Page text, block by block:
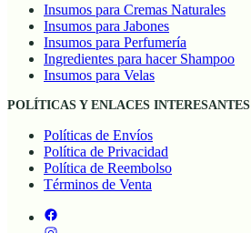
Insumos para Cremas Naturales
Insumos para Jabones
Insumos para Perfumería
Ingredientes para hacer Shampoo
Insumos para Velas
POLÍTICAS Y ENLACES INTERESANTES
Políticas de Envíos
Política de Privacidad
Política de Reembolso
Términos de Venta